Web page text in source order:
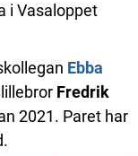
i Vasaloppet
Ebba
Fredrik
2021. Paret har